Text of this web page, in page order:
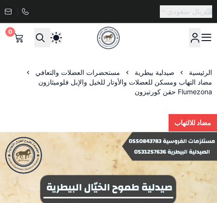
ريال سعودي
صيدلية طموح الخيال البيطرية
0
الرئيسية صيدلية بيطرية
مستحضرات العضلات والتعافي
مضاد التهاب ومسكن للعضلات والأوتار للخيل والإبل فلوميثازون
Flumezona حقن كورتيزون
مضاد للالتهاب